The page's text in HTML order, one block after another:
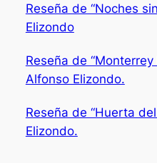
Reseña de “Noches
Elizondo
Reseña de
Alfonso Elizondo.
Reseña de “Huerta
Elizondo.